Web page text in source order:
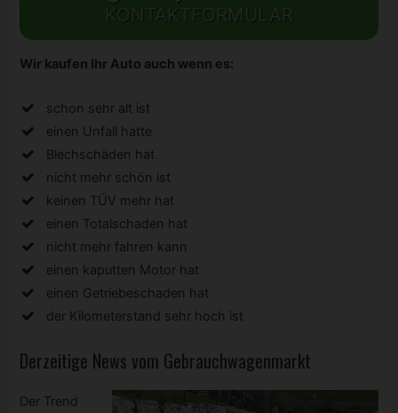
KONTAKTFORMULAR
Wir kaufen Ihr Auto auch wenn es:
schon sehr alt ist
einen Unfall hatte
Blechschäden hat
nicht mehr schön ist
keinen TÜV mehr hat
einen Totalschaden hat
nicht mehr fahren kann
einen kaputten Motor hat
einen Getriebeschaden hat
der Kilometerstand sehr hoch ist
Derzeitige News vom Gebrauchwagenmarkt
Der Trend